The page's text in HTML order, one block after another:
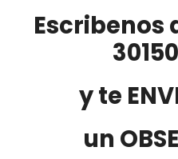
Escribenos
y te
un